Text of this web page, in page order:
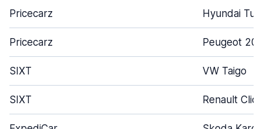
Pricecarz Hyundai
Pricecarz Peugeot 208
SIXT VW Taigo
SIXT Renault Clio